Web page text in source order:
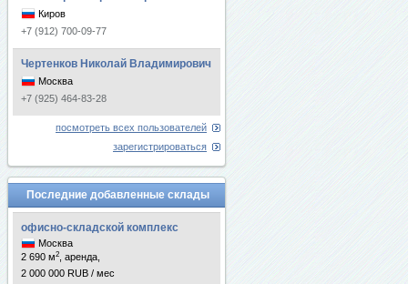
Киров
+7 (912) 700-09-77
Чертенков Николай Владимирович
Москва
+7 (925) 464-83-28
посмотреть всех пользователей
зарегистрироваться
Последние добавленные склады
офисно-складской комплекс
Москва
2 690 м2
, аренда,
2 000 000 RUB / мес